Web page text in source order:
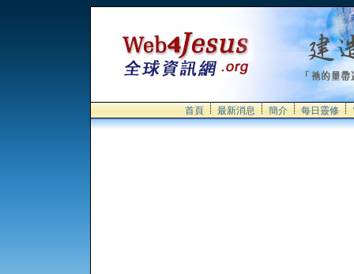
首頁 最新消息 簡介 每日靈修